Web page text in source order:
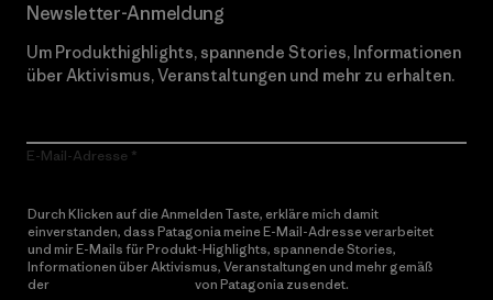
Newsletter-Anmeldung
Um Produkthighlights, spannende Stories, Informationen
über Aktivismus, Veranstaltungen und mehr zu erhalten.
E-Mail-Adresse
Durch Klicken auf die Anmelden Taste, erkläre mich damit
einverstanden, dass Patagonia meine E-Mail-Adresse verarbeitet
und mir E-Mails für Produkt-Highlights, spannende Stories,
Informationen über Aktivismus, Veranstaltungen und mehr gemäß
der
von Patagonia zusendet.